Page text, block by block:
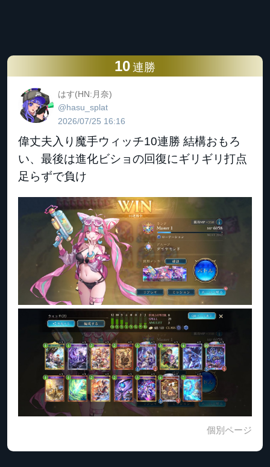
10 連勝
はす(HN:月奈)
@hasu_splat
2026/07/25 16:16
偉丈夫入り魔手ウィッチ10連勝 結構おもろ
い、最後は進化ビショの回復にギリギリ打点
足らずで負け
個別ページ